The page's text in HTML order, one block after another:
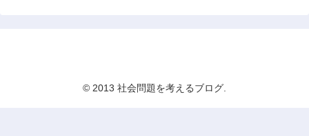
© 2013 社会問題を考えるブログ.